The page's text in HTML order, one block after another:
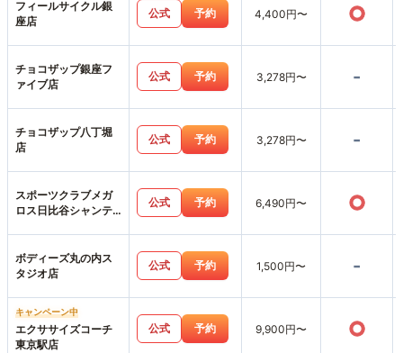
フィールサイクル銀
座店
公式 予約 4,400円〜 ○
チョコザップ銀座フ
ァイブ店
公式 予約 3,278円〜 -
チョコザップ八丁堀
店
公式 予約 3,278円〜 -
スポーツクラブメガ
ロス日比谷シャンテ
公式 予約 6,490円〜 ○
ボディーズ丸の内ス
タジオ店
公式 予約 1,500円〜 -
キャンペーン中
エクササイズコーチ
東京駅店
公式 予約 9,900円〜 ○